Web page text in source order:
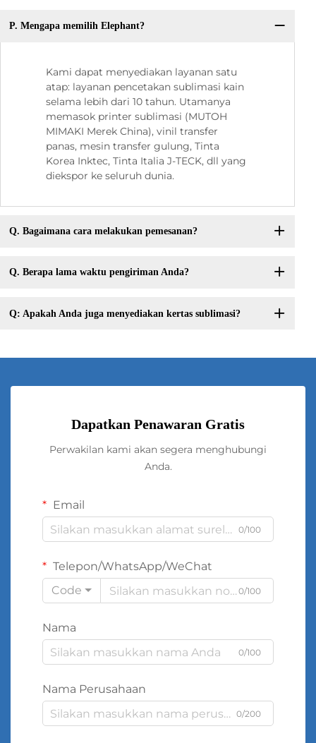
P. Mengapa memilih Elephant?
Kami dapat menyediakan layanan satu
atap: layanan pencetakan sublimasi kain
selama lebih dari 10 tahun. Utamanya
memasok printer sublimasi (MUTOH
MIMAKI Merek China), vinil transfer
panas, mesin transfer gulung, Tinta
Korea Inktec, Tinta Italia J-TECK, dll yang
diekspor ke seluruh dunia.
Q. Bagaimana cara melakukan pemesanan?
Q. Berapa lama waktu pengiriman Anda?
Q: Apakah Anda juga menyediakan kertas sublimasi?
Dapatkan Penawaran Gratis
Perwakilan kami akan segera menghubungi
Anda.
Email
0/100
Telepon/WhatsApp/WeChat
Code
0/100
Nama
0/100
Nama Perusahaan
0/200